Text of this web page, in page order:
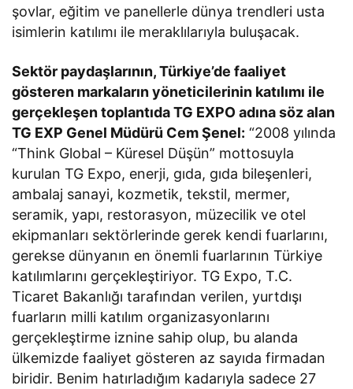
şovlar, eğitim ve panellerle dünya trendleri usta
isimlerin katılımı ile meraklılarıyla buluşacak.
Sektör paydaşlarının, Türkiye’de faaliyet
gösteren markaların yöneticilerinin katılımı ile
gerçekleşen toplantıda TG EXPO adına söz alan
TG EXP Genel Müdürü Cem Şenel: “2008 yılında
“Think Global – Küresel Düşün” mottosuyla
kurulan TG Expo, enerji, gıda, gıda bileşenleri,
ambalaj sanayi, kozmetik, tekstil, mermer,
seramik, yapı, restorasyon, müzecilik ve otel
ekipmanları sektörlerinde gerek kendi fuarlarını,
gerekse dünyanın en önemli fuarlarının Türkiye
katılımlarını gerçekleştiriyor. TG Expo, T.C.
Ticaret Bakanlığı tarafından verilen, yurtdışı
fuarların milli katılım organizasyonlarını
gerçekleştirme iznine sahip olup, bu alanda
ülkemizde faaliyet gösteren az sayıda firmadan
biridir. Benim hatırladığım kadarıyla sadece 27